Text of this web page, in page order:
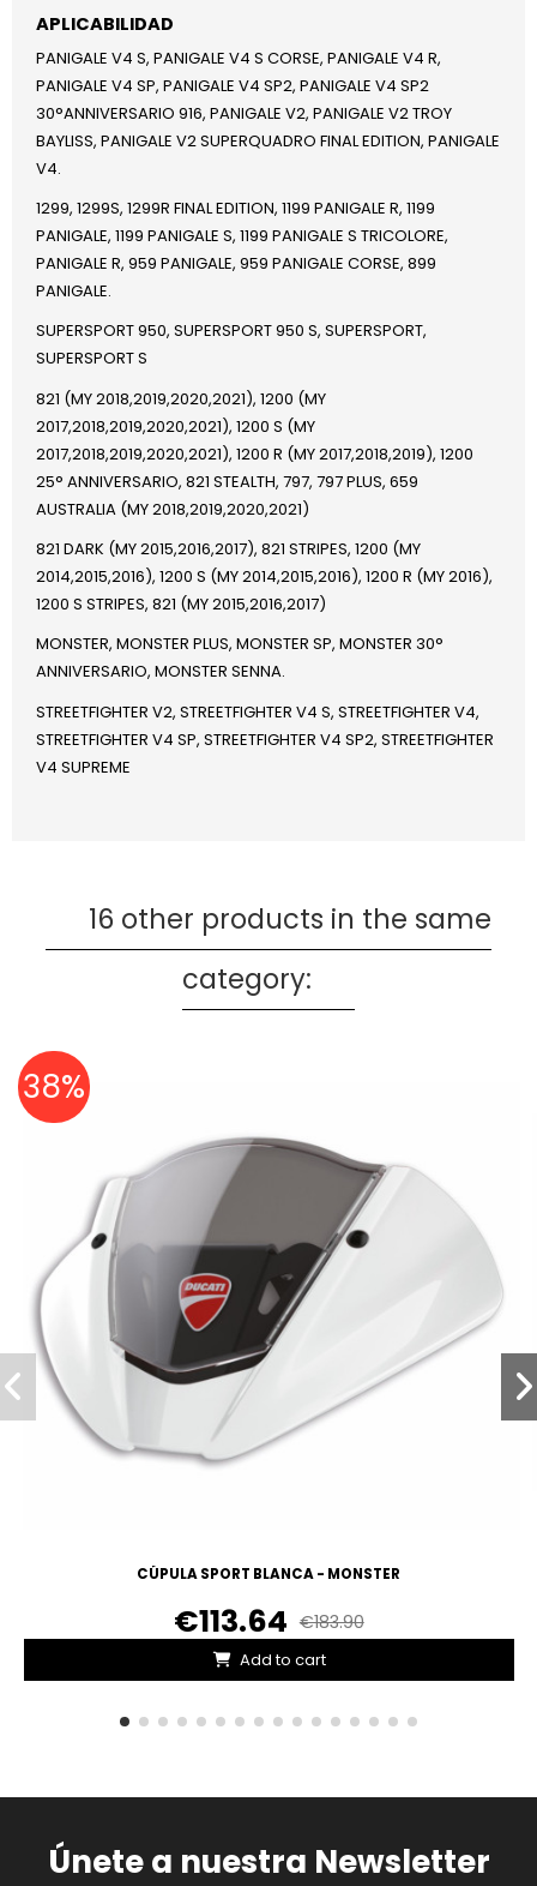
APLICABILIDAD
PANIGALE V4 S, PANIGALE V4 S CORSE, PANIGALE V4 R,
PANIGALE V4 SP, PANIGALE V4 SP2, PANIGALE V4 SP2
30°ANNIVERSARIO 916, PANIGALE V2, PANIGALE V2 TROY
BAYLISS, PANIGALE V2 SUPERQUADRO FINAL EDITION, PANIGALE
V4.
1299, 1299S, 1299R FINAL EDITION, 1199 PANIGALE R, 1199
PANIGALE, 1199 PANIGALE S, 1199 PANIGALE S TRICOLORE,
PANIGALE R, 959 PANIGALE, 959 PANIGALE CORSE, 899
PANIGALE.
SUPERSPORT 950, SUPERSPORT 950 S, SUPERSPORT,
SUPERSPORT S
821 (MY 2018,2019,2020,2021), 1200 (MY
2017,2018,2019,2020,2021), 1200 S (MY
2017,2018,2019,2020,2021), 1200 R (MY 2017,2018,2019), 1200
25° ANNIVERSARIO, 821 STEALTH, 797, 797 PLUS, 659
AUSTRALIA (MY 2018,2019,2020,2021)
821 DARK (MY 2015,2016,2017), 821 STRIPES, 1200 (MY
2014,2015,2016), 1200 S (MY 2014,2015,2016), 1200 R (MY 2016),
1200 S STRIPES, 821 (MY 2015,2016,2017)
MONSTER, MONSTER PLUS, MONSTER SP, MONSTER 30°
ANNIVERSARIO, MONSTER SENNA.
STREETFIGHTER V2, STREETFIGHTER V4 S, STREETFIGHTER V4,
STREETFIGHTER V4 SP, STREETFIGHTER V4 SP2, STREETFIGHTER
V4 SUPREME
16 other products in the same
category:
CÚPULA SPORT BLANCA - MONSTER
€113.64 €183.90
Add to cart
38%
Únete a nuestra Newsletter